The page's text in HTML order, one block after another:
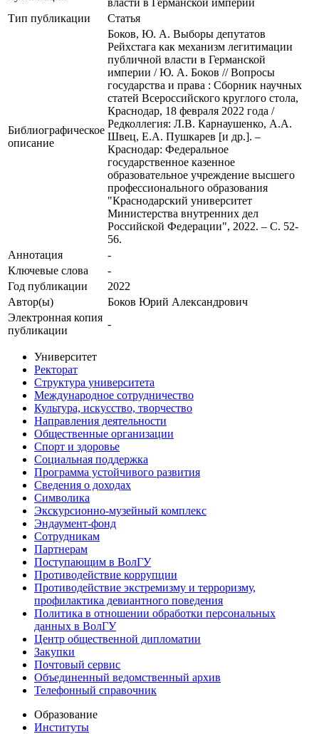
власти в Германской империи
Тип публикации
Статья
Библиографическое
описание
Боков, Ю. А. Выборы депутатов
Рейхстага как механизм легитимации
публичной власти в Германской
империи / Ю. А. Боков // Вопросы
государства и права : Сборник научных
статей Всероссийского круглого стола,
Краснодар, 18 февраля 2022 года /
Редколлегия: Л.В. Карнаушенко, А.А.
Швец, Е.А. Пушкарев [и др.]. –
Краснодар: Федеральное
государственное казенное
образовательное учреждение высшего
профессионального образования
"Краснодарский университет
Министерства внутренних дел
Российской Федерации", 2022. – С. 52-
56.
Аннотация
-
Ключевые cлова
-
Год публикации
2022
Автор(ы)
Боков Юрий Александрович
Электронная копия
публикации
-
Университет
Ректорат
Структура университета
Международное сотрудничество
Культура, искусство, творчество
Направления деятельности
Общественные организации
Спорт и здоровье
Социальная поддержка
Программа устойчивого развития
Сведения о доходах
Символика
Экскурсионно-музейный комплекс
Эндаумент-фонд
Сотрудникам
Партнерам
Поступающим в ВолГУ
Противодействие коррупции
Противодействие экстремизму и терроризму,
профилактика девиантного поведения
Политика в отношении обработки персональных
данных в ВолГУ
Центр общественной дипломатии
Закупки
Почтовый сервис
Объединенный ведомственный архив
Телефонный справочник
Образование
Институты